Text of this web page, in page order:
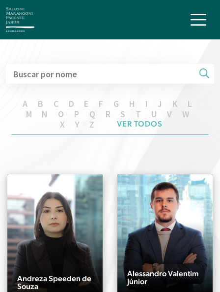
A B C D E F G H I J K
L
M
N O P Q R S T U V
W
X
Y Z VER TODOS
Andreza Speeden de
Souza
Alessandro Valentim
Júnior